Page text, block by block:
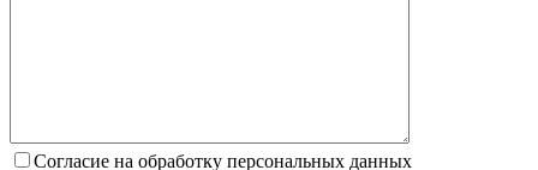
Согласие на обработку персональных данных